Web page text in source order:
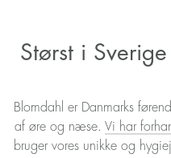
Størst i
Blomdahl er Danmarks
af øre og næse. Vi har
bruger vores unikke og